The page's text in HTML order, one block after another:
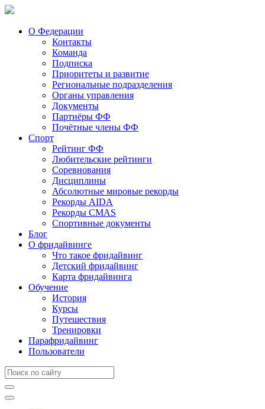
О Федерации
Контакты
Команда
Подписка
Приоритеты и развитие
Региональные подразделения
Органы управления
Документы
Партнёры ФФ
Почётные члены ФФ
Спорт
Рейтинг ФФ
Любительские рейтинги
Соревнования
Дисциплины
Абсолютные мировые рекорды
Рекорды AIDA
Рекорды CMAS
Спортивные документы
Блог
О фридайвинге
Что такое фридайвинг
Детский фридайвинг
Карта фридайвинга
Обучение
История
Курсы
Путешествия
Тренировки
Парафридайвинг
Пользователи